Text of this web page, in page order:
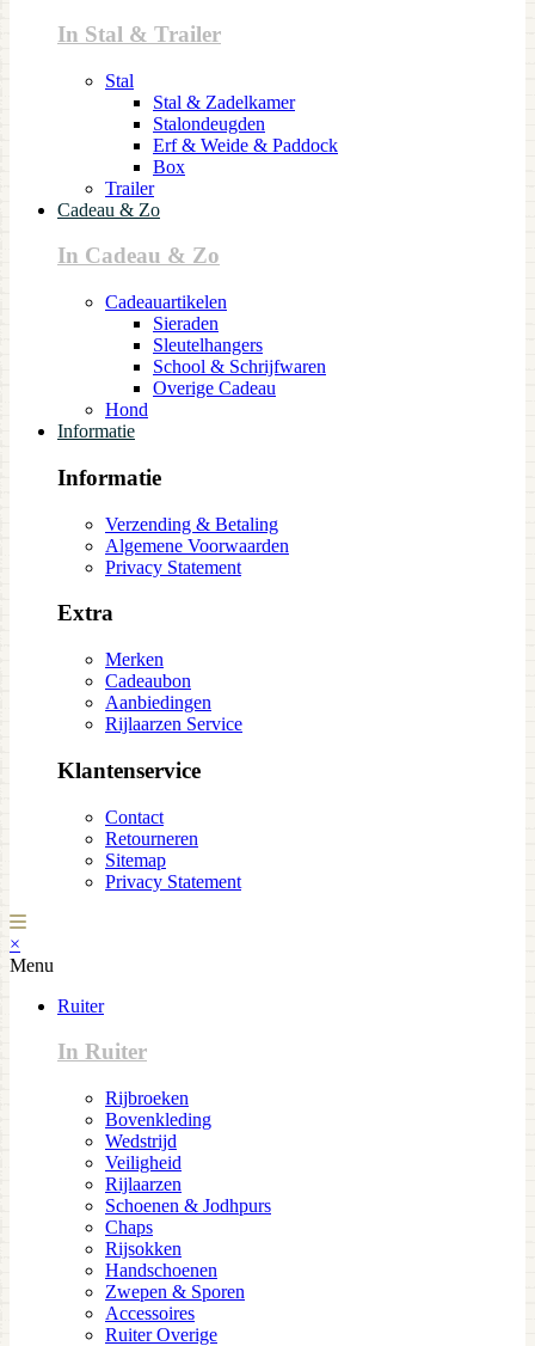
In Stal & Trailer
Stal
Stal & Zadelkamer
Stalondeugden
Erf & Weide & Paddock
Box
Trailer
Cadeau & Zo
In Cadeau & Zo
Cadeauartikelen
Sieraden
Sleutelhangers
School & Schrijfwaren
Overige Cadeau
Hond
Informatie
Informatie
Verzending & Betaling
Algemene Voorwaarden
Privacy Statement
Extra
Merken
Cadeaubon
Aanbiedingen
Rijlaarzen Service
Klantenservice
Contact
Retourneren
Sitemap
Privacy Statement
×
Menu
Ruiter
In Ruiter
Rijbroeken
Bovenkleding
Wedstrijd
Veiligheid
Rijlaarzen
Schoenen & Jodhpurs
Chaps
Rijsokken
Handschoenen
Zwepen & Sporen
Accessoires
Ruiter Overige